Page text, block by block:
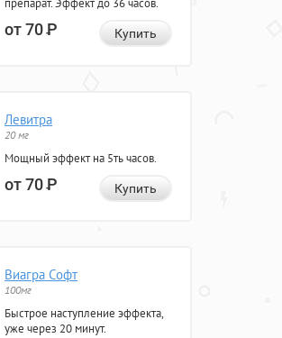
препарат. Эффект до 36 часов.
от 70Р Купить
Левитра
20 мг
Мощный эффект на 5ть часов.
от 70Р Купить
Виагра Софт
100мг
Быстрое наступление эффекта,
уже через 20 минут.